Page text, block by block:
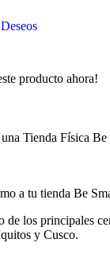
producto ahora!
Tienda Física Be
a tu tienda Be
de los principales
y Cusco.